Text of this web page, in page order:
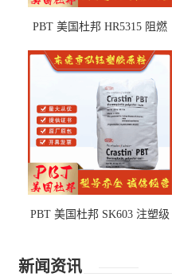
PBT 美国杜邦 HR5315 阻燃
部件
PBT 美国杜邦 SK603 注塑级
新闻资讯